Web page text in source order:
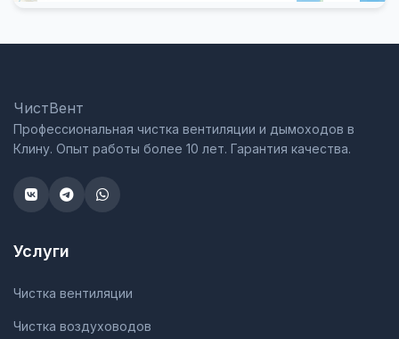
ЧистВент
Профессиональная чистка вентиляции и дымоходов в
Клину. Опыт работы более 10 лет. Гарантия качества.
Услуги
Чистка вентиляции
Чистка воздуховодов